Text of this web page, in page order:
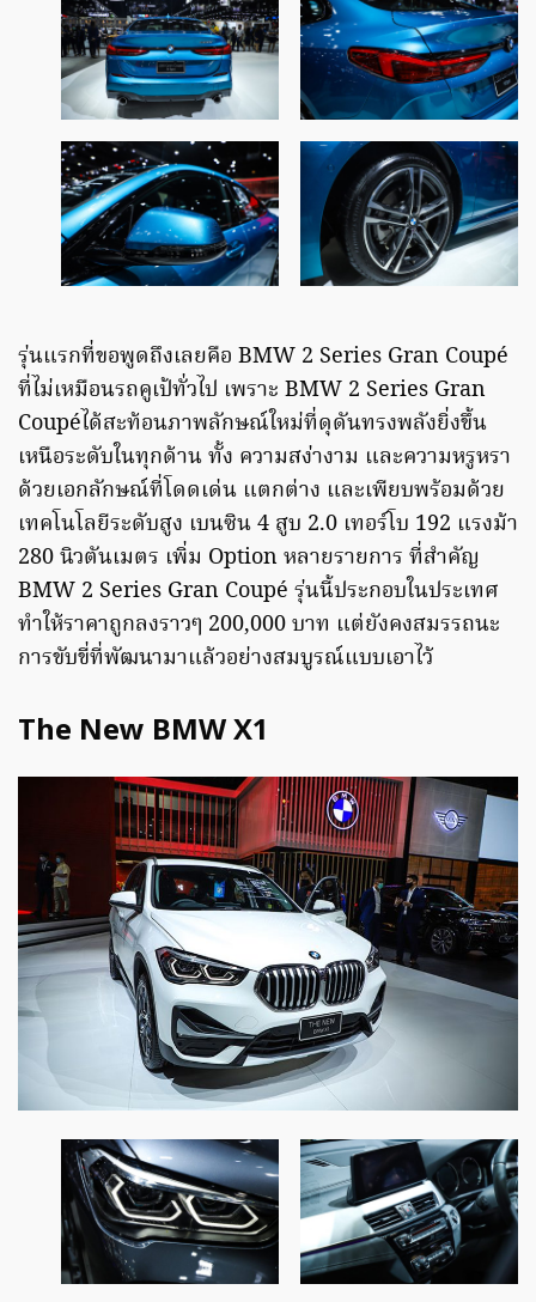
รุ่นแรกที่ขอพูดถึงเลยคือ BMW 2 Series Gran Coupé
ที่ไม่เหมือนรถคูเป้ทั่วไป เพราะ BMW 2 Series Gran
Coupéได้สะท้อนภาพลักษณ์ใหม่ที่ดุดันทรงพลังยิ่งขึ้น
เหนือระดับในทุกด้าน ทั้ง ความสง่างาม และความหรูหรา
ด้วยเอกลักษณ์ที่โดดเด่น แตกต่าง และเพียบพร้อมด้วย
เทคโนโลยีระดับสูง เบนซิน 4 สูบ 2.0 เทอร์โบ 192 แรงม้า
280 นิวตันเมตร เพิ่ม Option หลายรายการ ที่สำคัญ
BMW 2 Series Gran Coupé รุ่นนี้ประกอบในประเทศ
ทำให้ราคาถูกลงราวๆ 200,000 บาท แต่ยังคงสมรรถนะ
การขับขี่ที่พัฒนามาแล้วอย่างสมบูรณ์แบบเอาไว้
The New BMW X1